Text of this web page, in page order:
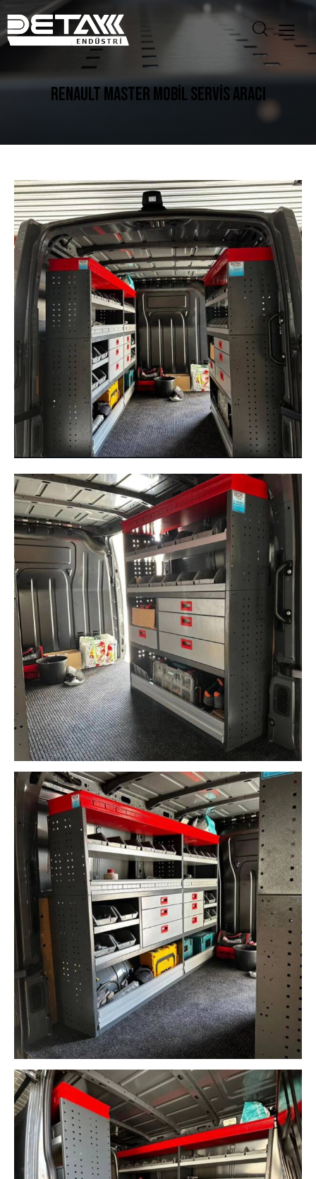
RENAULT MASTER MOBIL SERVIS ARACI